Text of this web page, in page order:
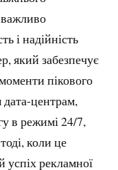
і надійність
який забезпечує
пікового
центрам,
в режимі 24/7,
коли це
рекламної